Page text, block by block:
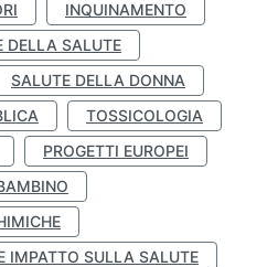
INQUINAMENTO
DELLA SALUTE
SALUTE DELLA DONNA
TOSSICOLOGIA
PROGETTI EUROPEI
IMPATTO SULLA SALUTE